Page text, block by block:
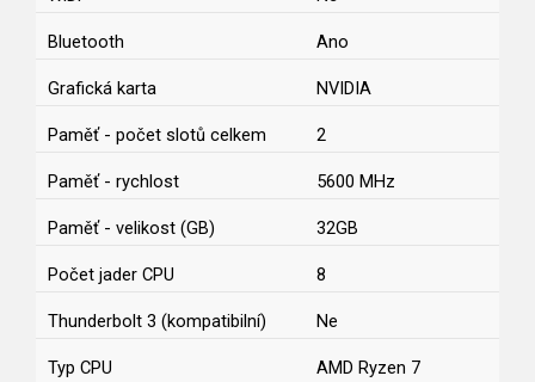
Bluetooth Ano
Grafická karta NVIDIA
Paměť - počet slotů celkem 2
Paměť - rychlost 5600 MHz
Paměť - velikost (GB) 32GB
Počet jader CPU 8
Thunderbolt 3 (kompatibilní) Ne
Typ CPU AMD Ryzen 7